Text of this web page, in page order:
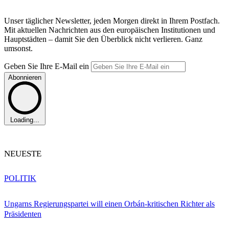
Unser täglicher Newsletter, jeden Morgen direkt in Ihrem Postfach.
Mit aktuellen Nachrichten aus den europäischen Institutionen und
Hauptstädten – damit Sie den Überblick nicht verlieren. Ganz
umsonst.
Geben Sie Ihre E-Mail ein
Abonnieren
Loading...
NEUESTE
Ungarns Regierungspartei will einen Orbán-kritischen Richter als
Präsidenten
POLITIK